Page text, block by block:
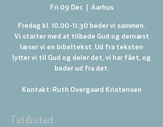
Fri 09 Dec Aarhus
Fredag kl. 10.00-11.30 beder vi sammen.
Vi starter med at tilbede Gud og dernæst
læser vi en bibeltekst. Ud fra teksten
lytter vi til Gud og deler det, vi har fået, og
beder ud fra det.
Kontakt: Ruth Overgaard Kristensen
Tid & sted